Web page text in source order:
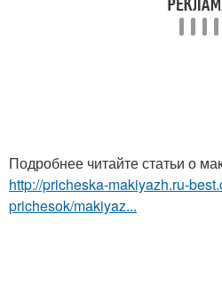
Подробнее читайте статьи о
http://pricheska-makiyazh.ru-
prichesok/makiyaz...